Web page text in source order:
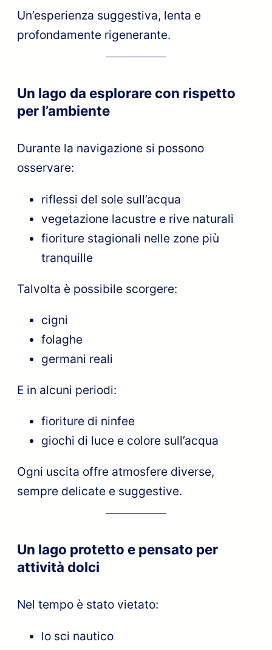
Un’esperienza suggestiva, lenta e
profondamente rigenerante.
Un lago da esplorare con rispetto
per l’ambiente
Durante la navigazione si possono
osservare:
riflessi del sole sull’acqua
vegetazione lacustre e rive naturali
fioriture stagionali nelle zone più
tranquille
Talvolta è possibile scorgere:
cigni
folaghe
germani reali
E in alcuni periodi:
fioriture di ninfee
giochi di luce e colore sull’acqua
Ogni uscita offre atmosfere diverse,
sempre delicate e suggestive.
Un lago protetto e pensato per
attività dolci
Nel tempo è stato vietato:
lo sci nautico